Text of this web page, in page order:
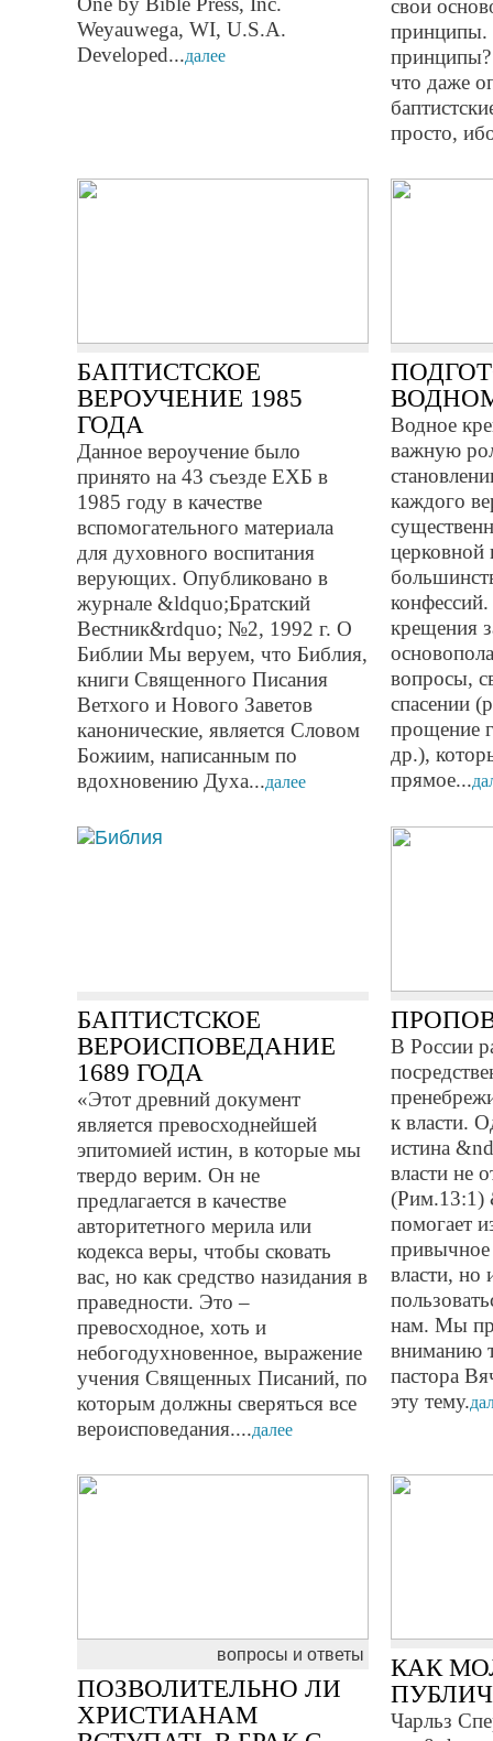
Weyauwega, WI, U.S.A.
Developed...далее
свои
принципы.
принципы?
что даже
просто,
БАПТИСТСКОЕ
ВЕРОУЧЕНИЕ 1985
ГОДА
Данное вероучение было
принято на 43 съезде ЕХБ в
1985 году в качестве
вспомогательного материала
для духовного воспитания
верующих. Опубликовано в
журнале &ldquo;Братский
Вестник&rdquo; №2, 1992 г. О
Библии Мы веруем, что Библия,
книги Священного Писания
Ветхого и Нового Заветов
канонические, является Словом
Божиим, написанным по
вдохновению Духа...далее
Водное
важную
каждого
церковной
крещения
вопросы,
спасении
про­щение
др.),
прямое...
БАПТИСТСКОЕ
ВЕРОИСПОВЕДАНИЕ
1689 ГОДА
«Этот древний документ
является превосходнейшей
эпитомией истин, в которые мы
твердо верим. Он не
предлагается в качестве
авторитетного мерила или
кодекса веры, чтобы сковать
вас, но как средство назидания в
праведности. Это –
превосходное, хоть и
небогодухновенное, выражение
учения Священных Писаний, по
которым должны сверяться все
вероиспо­ве­дания....далее
В России
к власти.
истина
власти не
(Рим.13:1)
помогает
привычное
власти, но
нам. Мы
вниманию
пастора
эту тему.
вопросы и ответы
ПОЗВОЛИТЕЛЬНО ЛИ
ХРИСТИАНАМ
КАК
Чарльз